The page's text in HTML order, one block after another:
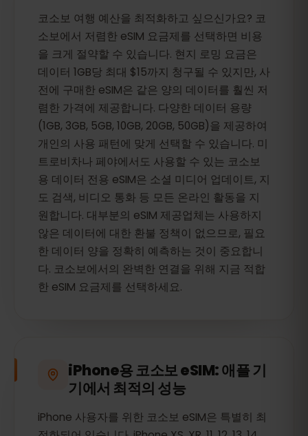
코소보 여행 예산을 최적화하고 싶으신가요? 코
소보에서 저렴한 eSIM 요금제를 선택하면 비용
을 크게 절약할 수 있습니다. 현지 로밍 요금은
데이터 1GB당 최대 $15까지 청구될 수 있지만, 사
전에 구매한 eSIM은 같은 양의 데이터를 훨씬 저
렴한 가격에 제공합니다. 다양한 데이터 용량
(1GB, 3GB, 5GB, 10GB, 20GB, 50GB)을 제공하여
개인의 사용 패턴에 맞게 선택할 수 있습니다. 미
트로비차나 페야에서도 사용할 수 있는 코소보
용 데이터 전용 eSIM은 소셜 미디어 업데이트, 지
도 검색, 비디오 통화 등 모든 온라인 활동을 지
원합니다. 대부분의 eSIM 제공업체는 사용하지
않은 데이터에 대한 환불 정책이 없으므로, 필요
한 데이터 양을 정확히 예측하는 것이 중요합니
다. 코소보에서의 완벽한 연결을 위해 지금 적합
한 eSIM 요금제를 선택하세요.
iPhone용 코소보 eSIM: 애플 기
기에서 최적의 성능
iPhone 사용자를 위한 코소보 eSIM은 특별히 최